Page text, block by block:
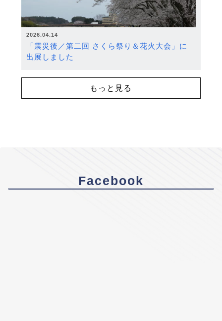
2026.04.14
「震災後／第二回 さくら祭り＆花火大会」に
出展しました
もっと見る
Facebook